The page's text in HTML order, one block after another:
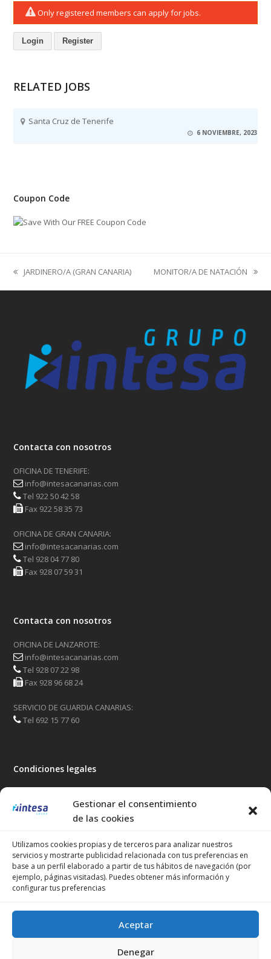
Gestionar el consentimiento
de las cookies
Utilizamos cookies propias y de terceros para analizar nuestros
servicios y mostrarte publicidad relacionada con tus preferencias en
base a un perfil elaborado a partir de tus hábitos de navegación (por
ejemplo, páginas visitadas). Puedes obtener más información y
configurar tus preferencias
Aceptar
Denegar
Only registered members can apply for jobs.
Login Register
RELATED JOBS
Santa Cruz de Tenerife
6 NOVIEMBRE, 2023
Coupon Code
previous
JARDINERO/A (GRAN CANARIA)
next
MONITOR/A DE NATACIÓN
Contacta con nosotros
OFICINA DE TENERIFE:
info@intesacanarias.com
Tel 922 50 42 58
Fax 922 58 35 73
OFICINA DE GRAN CANARIA:
info@intesacanarias.com
Tel 928 04 77 80
Fax 928 07 59 31
Contacta con nosotros
OFICINA DE LANZAROTE:
info@intesacanarias.com
Tel 928 07 22 98
Fax 928 96 68 24
SERVICIO DE GUARDIA CANARIAS:
Tel 692 15 77 60
Condiciones legales
Privacidad y Protección de Datos
Política de Cookies
Síguenos
TwitterFacebookInstagram
LinkedIn